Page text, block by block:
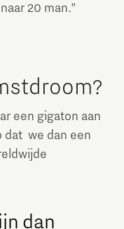
20 man.”
een gigaton aan
dat we dan een
dan